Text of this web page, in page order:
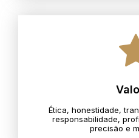
Ética, honestidade,
responsabilidade,
precisão e